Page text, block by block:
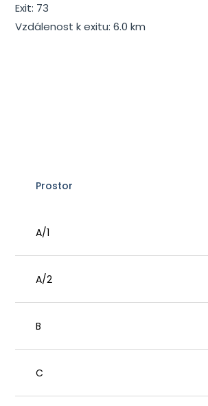
Exit: 73
Vzdálenost k exitu: 6.0 km
Prostor
A/1
A/2
B
C